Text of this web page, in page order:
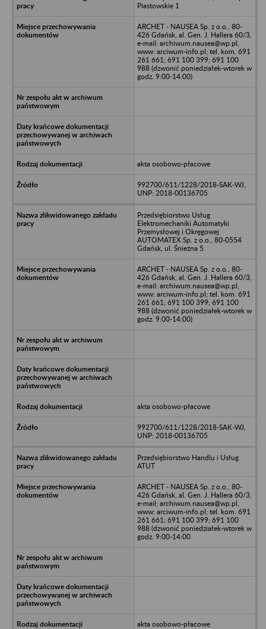
Piastowskie 1
ARCHET - NAUSEA Sp. z o.o., 80-
426 Gdańsk, al. Gen. J. Hallera 60/3,
e-mail: archiwum.nausea@wp.pl,
www: arciwum-info.pl; tel. kom. 691
261 661; 691 100 399; 691 100
988 (dzwonić poniedziałek-wtorek w
godz. 9:00-14:00)
akta osobowo-płacowe
992700/611/1228/2018-SAK-WJ,
UNP: 2018-00136705
Przedsiębiorstwo Usług
Elektromechaniki Automatyki
Przemysłowej i Okręgowej
AUTOMATEX Sp. z o.o., 80-0554
Gdańsk, ul. Śnieżna 5
ARCHET - NAUSEA Sp. z o.o., 80-
426 Gdańsk, al. Gen. J. Hallera 60/3,
e-mail: archiwum.nausea@wp.pl,
www: arciwum-info.pl; tel. kom. 691
261 661; 691 100 399; 691 100
988 (dzwonić poniedziałek-wtorek w
godz. 9:00-14:00)
akta osobowo-płacowe
992700/611/1228/2018-SAK-WJ,
UNP: 2018-00136705
Przedsiębiorstwo Handlu i Usług
ATUT
ARCHET - NAUSEA Sp. z o.o., 80-
426 Gdańsk, al. Gen. J. Hallera 60/3,
e-mail: archiwum.nausea@wp.pl,
www: arciwum-info.pl; tel. kom. 691
261 661; 691 100 399; 691 100
988 (dzwonić poniedziałek-wtorek w
godz. 9:00-14:00
akta osobowo-płacowe